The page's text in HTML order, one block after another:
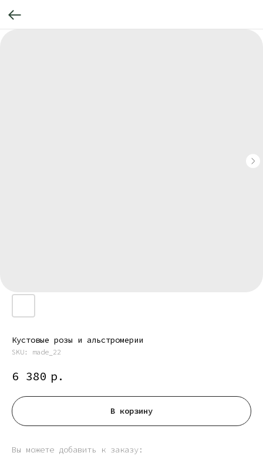
Кустовые розы и альстромерии
SKU: made_22
6 380 р.
В корзину
Вы можете добавить к заказу: